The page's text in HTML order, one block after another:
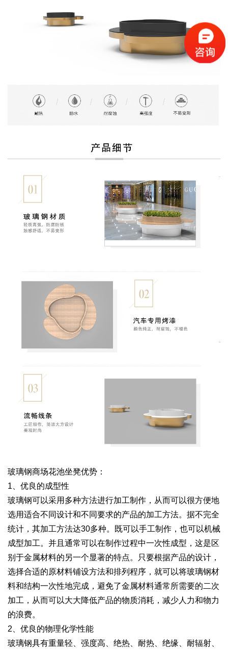
玻璃钢商场花池坐凳优势：
1、优良的成型性
玻璃钢可以采用多种方法进行加工制作，从而可以很方便地
选用适合不同设计和不同要求的产品的加工方法。据不完全
统计，其加工方法达30多种。既可以手工制作，也可以机械
成型加工。并且通常可以在制作过程中一次性成型，这是区
别于金属材料的另一个显著的特点。只要根据产品的设计，
选择合适的原材料铺设方法和排列程序，就可以将玻璃钢材
料和结构一次性地完成，避免了金属材料通常所需要的二次
加工，从而可以大大降低产品的物质消耗，减少人力和物力
的浪费。
2、优良的物理化学性能
玻璃钢具有重量轻、强度高、绝热、耐热、绝缘、耐辐射、